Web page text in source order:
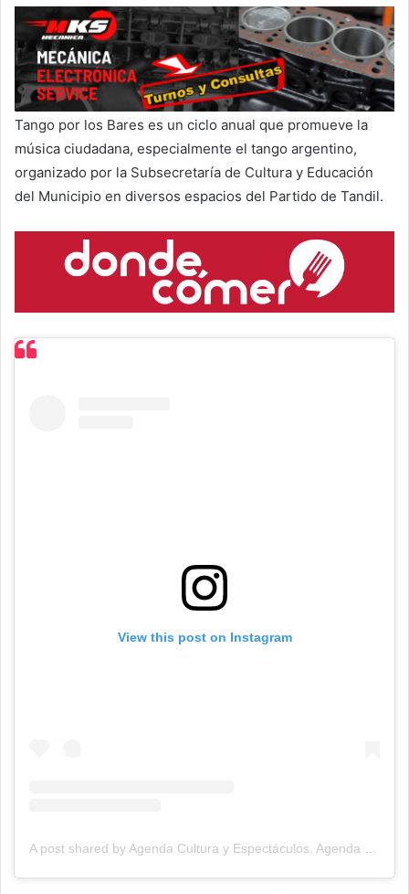
Tango por los Bares es un ciclo anual que promueve la
música ciudadana, especialmente el tango argentino,
organizado por la Subsecretaría de Cultura y Educación
del Municipio en diversos espacios del Partido de Tandil.
View this post on Instagram